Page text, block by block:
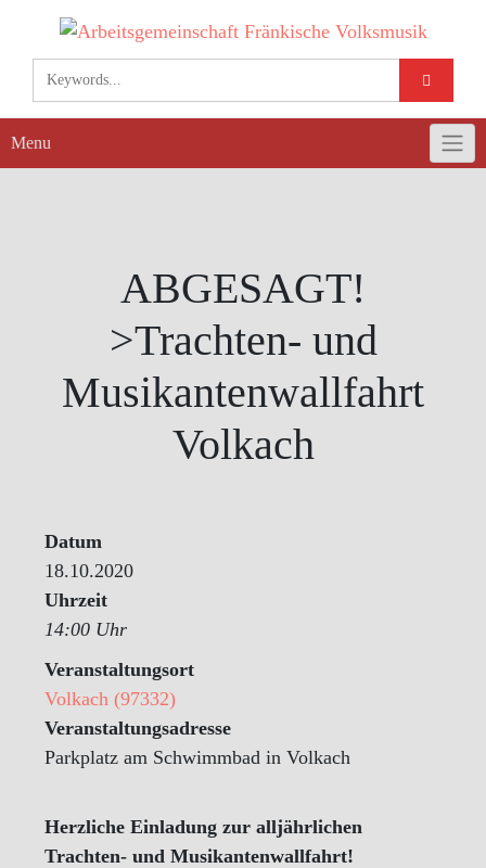
content
Menu
ABGESAGT!
>Trachten- und
Musikantenwallfahrt
Volkach
Datum
18.10.2020
Uhrzeit
14:00 Uhr
Veranstaltungsort
Volkach (97332)
Veranstaltungsadresse
Parkplatz am Schwimmbad in Volkach
Herzliche Einladung zur alljährlichen
Trachten- und Musikantenwallfahrt!